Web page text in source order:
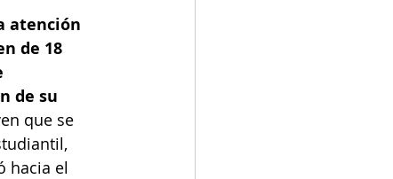
atención
de 18
de su
que se
hacia el